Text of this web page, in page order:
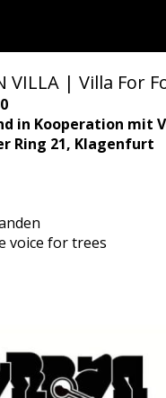
VILLA | Villa For
in Kooperation mit
Ring 21, Klagenfurt
voice for trees